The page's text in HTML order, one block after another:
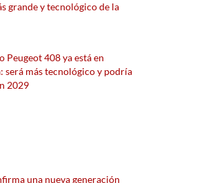
grande y tecnológico de la
Peugeot 408 ya está en
será más tecnológico y podría
2029
una nueva generación